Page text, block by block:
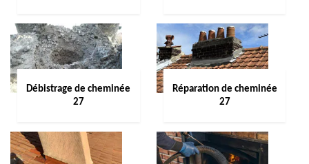
Débistrage de cheminée
27
Réparation de cheminée
27